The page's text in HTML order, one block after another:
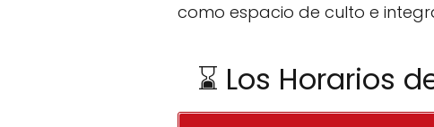
como espacio de culto e
⌛ Los Horarios